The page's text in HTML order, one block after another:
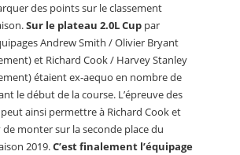
des points sur le classement
Sur le plateau 2.0L Cup par
Andrew Smith / Olivier Bryant
et Richard Cook / Harvey Stanley
étaient ex-aequo en nombre de
le début de la course. L’épreuve des
ainsi permettre à Richard Cook et
de monter sur la seconde place du
2019.C’est finalement l’équipage